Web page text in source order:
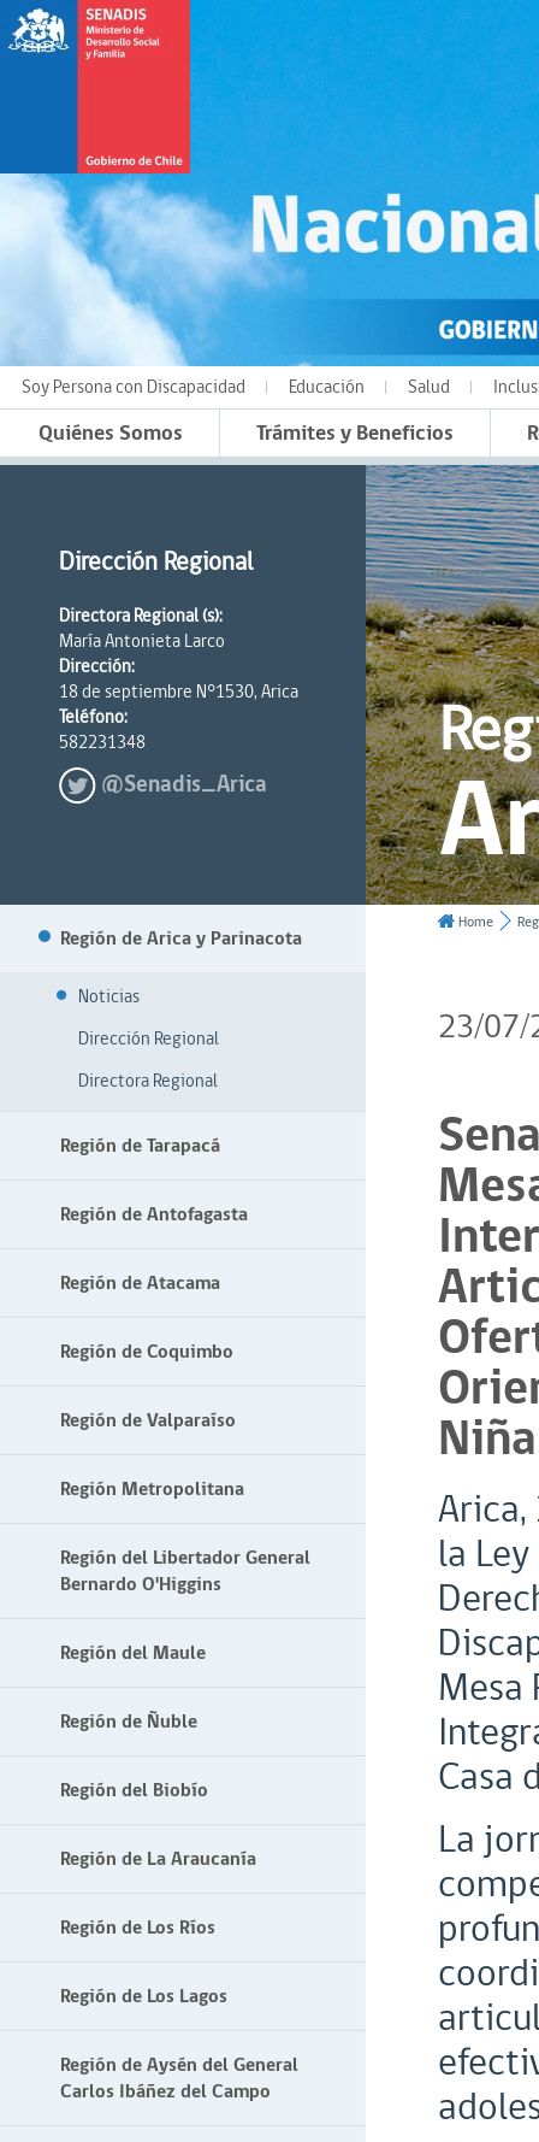
Soy Persona con Discapacidad Educación Salud
Quiénes Somos Trámites y Beneficios
Dirección Regional
Directora Regional (s):
María Antonieta Larco
Dirección:
18 de septiembre N°1530, Arica
Teléfono:
582231348
@Senadis_Arica
Región de Arica y Parinacota
Noticias
Dirección Regional
Directora Regional
Región de Tarapacá
Región de Antofagasta
Región de Atacama
Región de Coquimbo
Región de Valparaíso
Región Metropolitana
Región del Libertador General
Bernardo O'Higgins
Región del Maule
Región de Ñuble
Región del Biobío
Región de La Araucanía
Región de Los Ríos
Región de Los Lagos
Región de Aysén del General
Carlos Ibáñez del Campo
Home
23/
la
Casa
La